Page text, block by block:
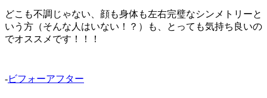
どこも不調じゃない、顔も身体も左右完璧なシンメトリーと
いう方（そんな人はいない！？）も、とっても気持ち良いの
でオススメです！！！
-ビフォーアフター